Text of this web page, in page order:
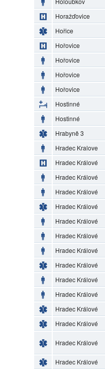
Horažďovice
Hořice
Hořovice
Hořovice
Hořovice
Hořovice
Hostinné
Hostinné
Hrabyně 3
Hradec Kralove
Hradec Králové
Hradec Králové
Hradec Králové
Hradec Králové
Hradec Králové
Hradec Králové
Hradec Králové
Hradec Králové
Hradec Králové
Hradec Králové
Hradec Králové
Hradec Králové
Hradec Králové
Hradec Králové